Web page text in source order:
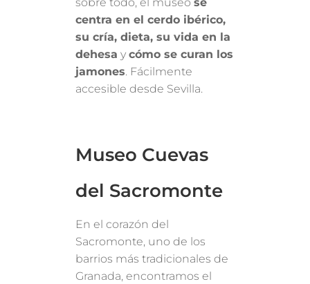
centra en el cerdo ibérico,
su cría, dieta, su vida en la
dehesa ycómo se curan los
jamones. Fácilmente
accesible desde Sevilla.
Museo Cuevas
del Sacromonte
En el corazón del
Sacromonte, uno de los
barrios más tradicionales de
Granada, encontramos el